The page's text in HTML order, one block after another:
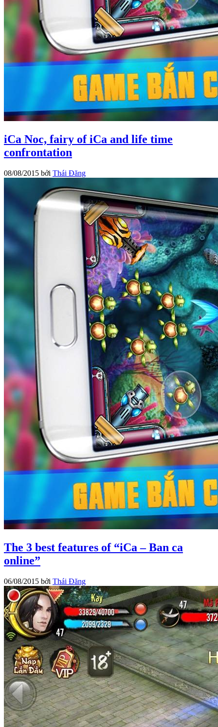
iCa Noc, fairy of iCa and life time
confrontation
08/08/2015 bởi Thái Đăng
The 3 best features of “iCa – Ban ca
online”
06/08/2015 bởi Thái Đăng